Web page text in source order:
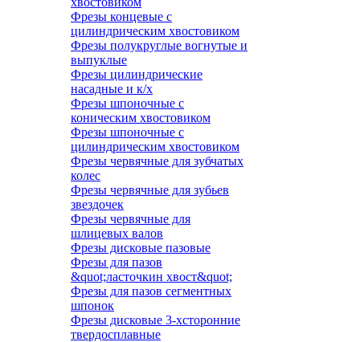
Фрезы концевые с
цилиндрическим хвостовиком
Фрезы полукруглые вогнутые и
выпуклые
Фрезы цилиндрические
насадные и к/х
Фрезы шпоночные с
коническим хвостовиком
Фрезы шпоночные с
цилиндрическим хвостовиком
Фрезы червячные для зубчатых
колес
Фрезы червячные для зубьев
звездочек
Фрезы червячные для
шлицевых валов
Фрезы дисковые пазовые
Фрезы для пазов
&quot;ласточкин хвост&quot;
Фрезы для пазов сегментных
шпонок
Фрезы дисковые 3-хсторонние
твердосплавные